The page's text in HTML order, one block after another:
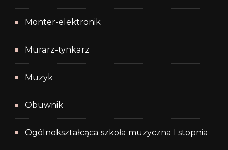
Monter-elektronik
Murarz-tynkarz
Muzyk
Obuwnik
Ogólnokształcąca szkoła muzyczna I stopnia